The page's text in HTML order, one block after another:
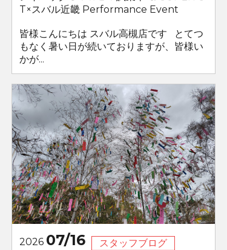
T×スバル近畿 Performance Event
皆様こんにちは スバル高槻店です とてつ
もなく暑い日が続いておりますが、皆様い
かが...
2026 07/16
スタッフブログ